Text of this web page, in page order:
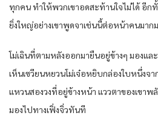
ทุกคน​ ทำให้​พวกเขา​อด​สะท้าน​ใจไม่ได้​ อีก​
ยิ่งใหญ่​อย่าง​เขา​พูดจา​เช่นนี้​ต่อหน้า​คน​มาก
โม่เฉิน​ที่​ตามหลัง​ออกมา​ยืน​อยู่​ข้างๆ​ มอง​แล
เห็น​เซวียน​หยวน​โม่เจ๋อ​หยิบ​กล่อง​ใบ​หนึ่ง​จ
แหวน​สอ​งวง​ที่อยู่​ข้างหน้า​ แววตา​ของ​เขา​
มอง​ไปทาง​เฟิ่งจิ่ว​ทันที​